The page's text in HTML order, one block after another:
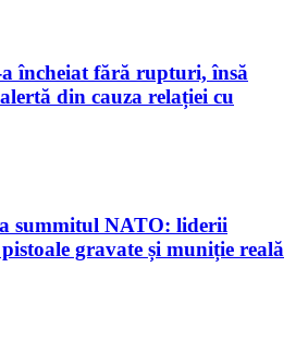
încheiat fără rupturi, însă
din cauza relației cu
summitul NATO: liderii
gravate și muniție reală